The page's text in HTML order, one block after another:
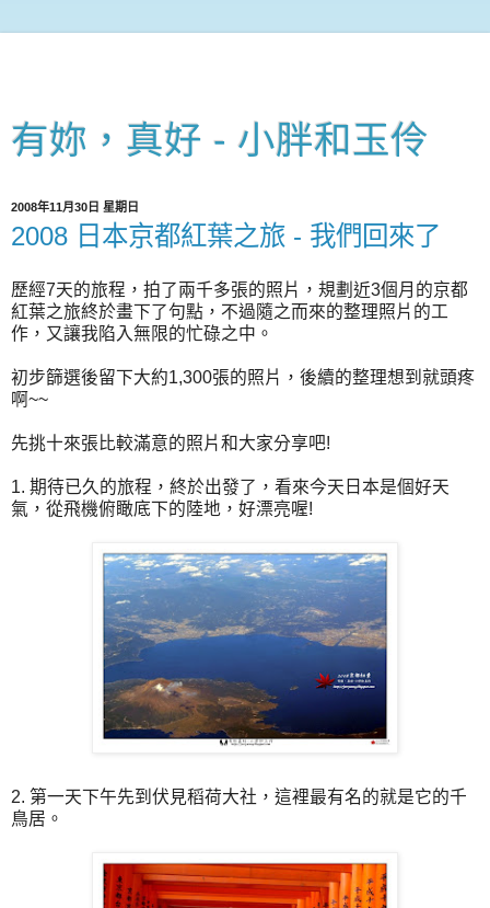
有妳，真好 - 小胖和玉伶
2008年11月30日 星期日
2008 日本京都紅葉之旅 - 我們回來了
歷經7天的旅程，拍了兩千多張的照片，規劃近3個月的京都
紅葉之旅終於畫下了句點，不過隨之而來的整理照片的工
作，又讓我陷入無限的忙碌之中。
初步篩選後留下大約1,300張的照片，後續的整理想到就頭疼
啊~~
先挑十來張比較滿意的照片和大家分享吧!
1. 期待已久的旅程，終於出發了，看來今天日本是個好天
氣，從飛機俯瞰底下的陸地，好漂亮喔!
2. 第一天下午先到伏見稻荷大社，這裡最有名的就是它的千
鳥居。